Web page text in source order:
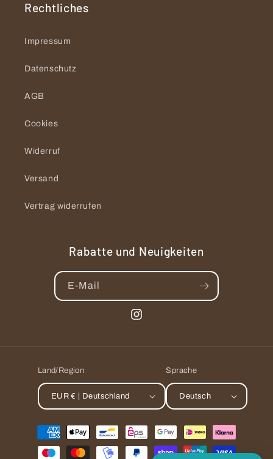
Rechtliches
Impressum
Datenschutz
AGB
Cookies
Widerruf
Versand
Vertrag widerrufen
Rabatte und Neuigkeiten
E-Mail
Instagram
Land/Region
EUR € | Deutschland
Sprache
Deutsch
Zahlungsmethoden